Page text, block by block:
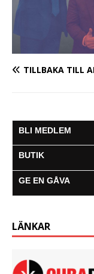
TILLBAKA TILL
BLI MEDLEM
BUTIK
GE EN GÅVA
LÄNKAR